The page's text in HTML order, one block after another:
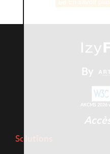
By
AKCMS 2026
Solutions